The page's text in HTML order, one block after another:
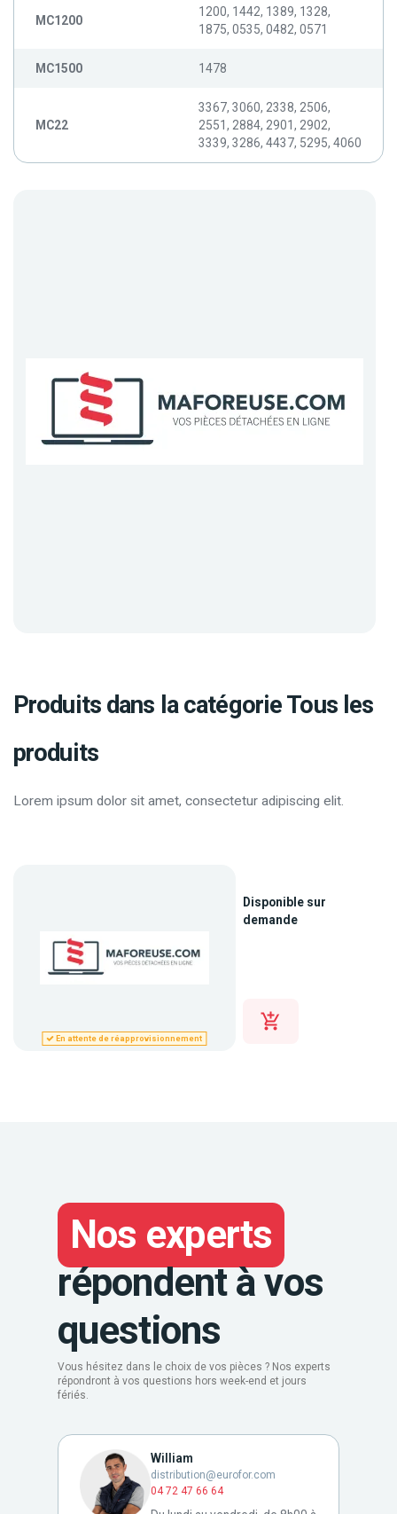
MC1200
1200, 1442, 1389, 1328,
1875, 0535, 0482, 0571
MC1500 1478
MC22
3367, 3060, 2338, 2506,
2551, 2884, 2901, 2902,
3339, 3286, 4437, 5295, 4060
Produits dans la catégorie Tous les
produits
Lorem ipsum dolor sit amet, consectetur adipiscing elit.
En attente de réapprovisionnement
Disponible sur
demande
Nos experts
répondent à vos
questions
Vous hésitez dans le choix de vos pièces ? Nos experts
répondront à vos questions hors week-end et jours
fériés.
William
distribution@eurofor.com
04 72 47 66 64